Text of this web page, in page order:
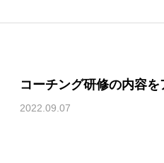
コーチング研修の内容
2022.09.07